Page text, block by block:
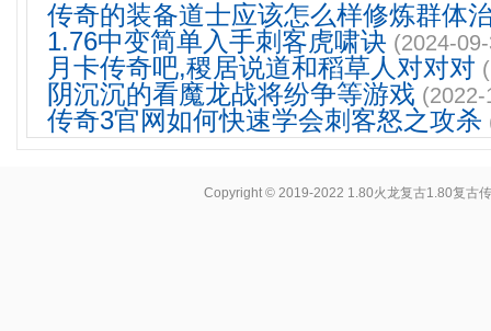
传奇的装备道士应该怎么样修炼群体
1.76中变简单入手刺客虎啸诀 (2024-
月卡传奇吧,稷居说道和稻草人对对对
阴沉沉的看魔龙战将纷争等游戏
传奇3官网如何快速学会刺客怒之攻杀
Copyright © 2019-2022 1.80火龙复古1.80复古